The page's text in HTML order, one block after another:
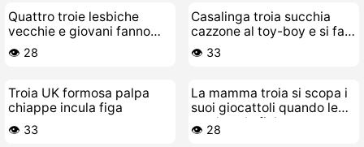
Quattro troie lesbiche
vecchie e giovani fanno
unorgia lurida
👁️ 28
Casalinga troia succhia
cazzone al toy-boy e si fa
sfondare la figa
👁️ 33
Troia UK formosa palpa
chiappe incula figa
👁️ 33
La mamma troia si scopa i
suoi giocattoli quando le
prudono le fiche
👁️ 28